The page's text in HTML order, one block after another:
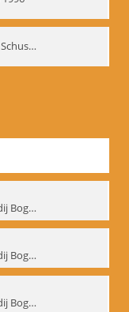
Demonstration der Etüde „Der Schuss mit dem Bogen“ durch Gennadij Nikolajewitsch Bogdanow, Berlin 1991
Phoenix Ensemble und Gennadij Bogdanow; BM-img-105-4
Phoenix Ensemble und Gennadij Bogdanow; BM-img-105-5
Phoenix Ensemble und Gennadij Bogdanow; BM-img-105-6